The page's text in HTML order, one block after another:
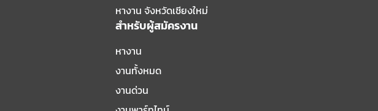
หางาน จังหวัดเชียงใหม่
สำหรับผู้สมัครงาน
หางาน
งานทั้งหมด
งานด่วน